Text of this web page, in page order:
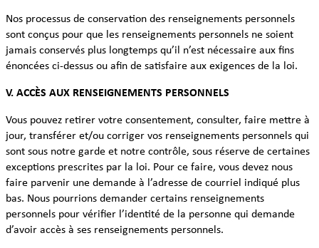
Nos processus de conservation des renseignements personnels
sont conçus pour que les renseignements personnels ne soient
jamais conservés plus longtemps qu’il n’est nécessaire aux fins
énoncées ci-dessus ou afin de satisfaire aux exigences de la loi.
V. ACCÈS AUX RENSEIGNEMENTS PERSONNELS
Vous pouvez retirer votre consentement, consulter, faire mettre à
jour, transférer et/ou corriger vos renseignements personnels qui
sont sous notre garde et notre contrôle, sous réserve de certaines
exceptions prescrites par la loi. Pour ce faire, vous devez nous
faire parvenir une demande à l’adresse de courriel indiqué plus
bas. Nous pourrions demander certains renseignements
personnels pour vérifier l’identité de la personne qui demande
d’avoir accès à ses renseignements personnels.